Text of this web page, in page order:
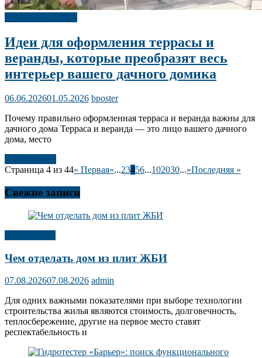
Идеи для оформления террасы и
веранды, которые преобразят весь
интерьер вашего дачного домика
06.06.202601.05.2026 bposter
Почему правильно оформленная терраса и веранда важны для
дачного дома Терраса и веранда — это лицо вашего дачного
дома, место
Страница 4 из 44« Первая«...23456...102030...»Последняя »
Свежие записи
Чем отделать дом из плит ЖБИ
07.08.202607.08.2026 admin
Для одних важными показателями при выборе технологии
строительства жилья являются стоимость, долговечность,
теплосбережение, другие на первое место ставят
респектабельность и